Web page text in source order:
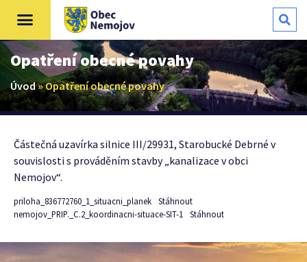
Opatření obecné povahy
Úvod»Opatření obecné povahy
Částečná uzavírka silnice III/29931, Starobucké Debrné v
souvislosti s prováděním stavby „kanalizace v obci
Nemojov“.
priloha_836772760_1_situacni_planek
Stáhnout
nemojov_PRIP._C.2_koordinacni-situace-SIT-1
Stáhnout